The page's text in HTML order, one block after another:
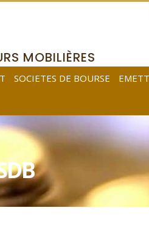
MOBILIÈRES
SOCIETES DE BOURSE